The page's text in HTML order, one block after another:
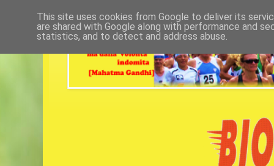
This site uses cookies from Google to deliver its
are shared with Google along with performance and
statistics, and to detect and address abuse.